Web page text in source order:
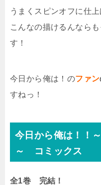
うまくスピンオフに仕
こんなの描けるんなら
す！
今日から俺は！のファン
すねっ！
今日から俺は！！
～ コミックス
全1巻 完結！